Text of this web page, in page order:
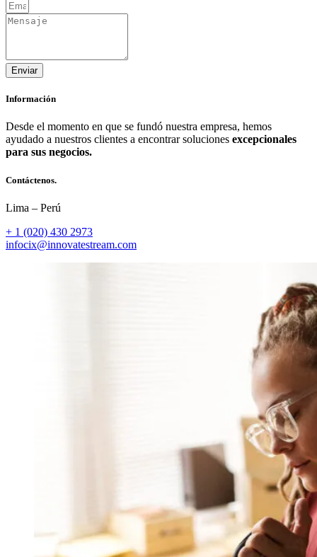
Enviar
Información
Desde el momento en que se fundó nuestra empresa, hemos
ayudado a nuestros clientes a encontrar soluciones excepcionales
para sus negocios.
Contáctenos.
Lima – Perú
+ 1 (020) 430 2973
infocix@innovatestream.com